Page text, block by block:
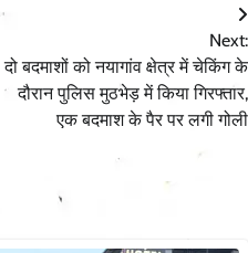
Next:
दो बदमाशों को नयागांव क्षेत्र में चेकिंग के
दौरान पुलिस मुठभेड़ में किया गिरफ्तार,
एक बदमाश के पैर पर लगी गोली